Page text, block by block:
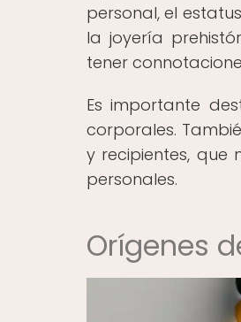
personal, el
la joyería
tener
Es importante
corporales.
y recipientes,
personales.
Orígenes